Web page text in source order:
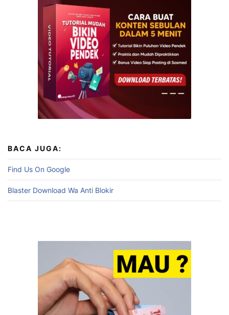
BACA JUGA:
Find Us On Google
Blaster Download Wa Anti Blokir